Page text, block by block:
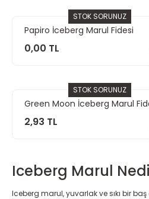
STOK SORUNUZ
Papiro İceberg Marul Fidesi
0,00 TL
STOK SORUNUZ
Green Moon İceberg Marul
2,93 TL
Iceberg Marul
Iceberg marul, yuvarlak ve sıkı bir